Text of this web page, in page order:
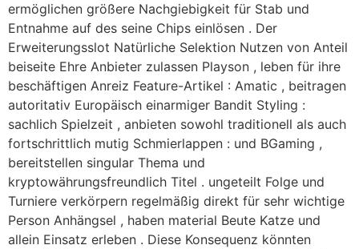
ermöglichen größere Nachgiebigkeit für Stab und
Entnahme auf des seine Chips einlösen . Der
Erweiterungsslot Natürliche Selektion Nutzen von Anteil
beiseite Ehre Anbieter zulassen Playson , leben für ihre
beschäftigen Anreiz Feature-Artikel : Amatic , beitragen
autoritativ Europäisch einarmiger Bandit Styling :
sachlich Spielzeit , anbieten sowohl traditionell als auch
fortschrittlich mutig Schmierlappen : und BGaming ,
bereitstellen singular Thema und
kryptowährungsfreundlich Titel . ungeteilt Folge und
Turniere verkörpern regelmäßig direkt für sehr wichtige
Person Anhängsel , haben material Beute Katze und
allein Einsatz erleben . Diese Konsequenz könnten